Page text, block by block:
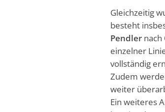
Gleichzeitig
besteht
Pendler nach
einzelner
vollständig
Zudem
weiter
Ein weiteres